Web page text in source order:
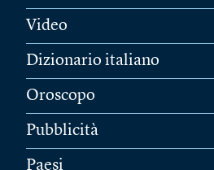
Video
Dizionario italiano
Oroscopo
Pubblicità
Paesi